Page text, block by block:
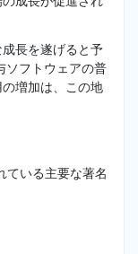
長を遂げると予
ソフトウェアの普
増加は、この地
ている主要な著名